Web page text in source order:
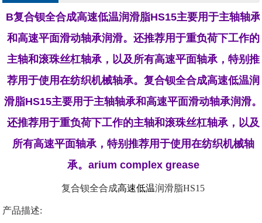
B复合钡全合成高速低温润滑脂HS15主要用于主轴轴承
和高速平面滑动轴承润滑。还推荐用于重负荷下工作的
主轴和滚珠丝杠轴承，以及所有高速平面轴承，特别推
荐用于使用在纺织机械轴承。复合钡全合成高速低温润
滑脂HS15主要用于主轴轴承和高速平面滑动轴承润滑。
还推荐用于重负荷下工作的主轴和滚珠丝杠轴承，以及
所有高速平面轴承，特别推荐用于使用在纺织机械轴
承。 arium complex grease
复合钡全合成高速低温润滑脂HS15
产品描述: